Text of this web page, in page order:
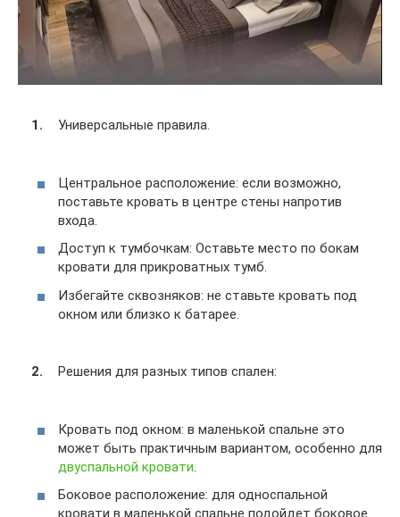
Универсальные правила.
Центральное расположение: если возможно,
поставьте кровать в центре стены напротив
входа.
Доступ к тумбочкам: Оставьте место по бокам
кровати для прикроватных тумб.
Избегайте сквозняков: не ставьте кровать под
окном или близко к батарее.
Решения для разных типов спален:
Кровать под окном: в маленькой спальне это
может быть практичным вариантом, особенно для
двуспальной кровати.
Боковое расположение: для односпальной